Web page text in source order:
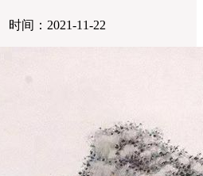
时间：2021-11-22